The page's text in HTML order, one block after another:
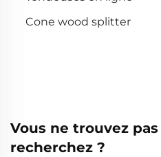
Cone wood splitter
Vous ne trouvez
recherchez ?